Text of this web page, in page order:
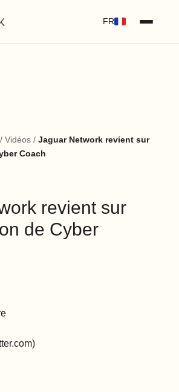
FR
/ Vidéos / Jaguar Network revient sur
Coach
revient sur
de Cyber